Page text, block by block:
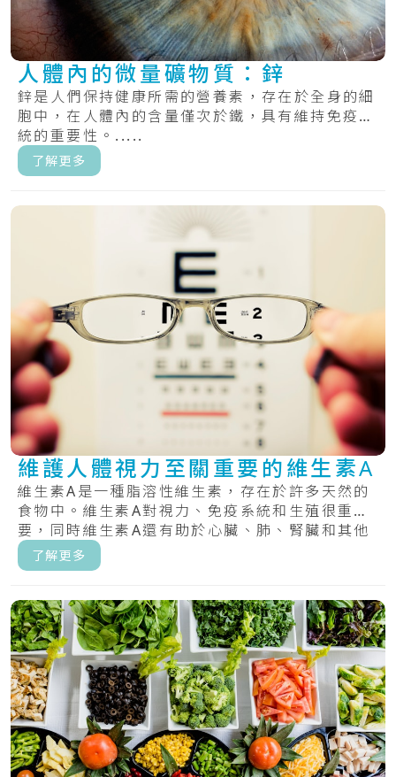
人體內的微量礦物質：鋅
鋅是人們保持健康所需的營養素，存在於全身的細
胞中，在人體內的含量僅次於鐵，具有維持免疫系
統的重要性。.....
了解更多
維護人體視力至關重要的維生素A
維生素A是一種脂溶性維生素，存在於許多天然的
食物中。維生素A對視力、免疫系統和生殖很重
要，同時維生素A還有助於心臟、肺、腎臟和其他
器官正.....
了解更多